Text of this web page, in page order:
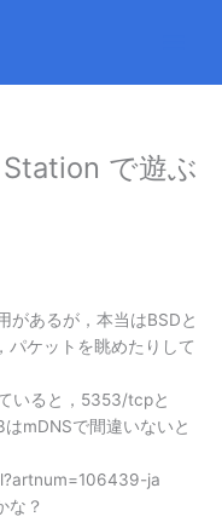
で遊ぶ
があるが，本当はBSDと
パケットを眺めたりして
いると，5353/tcpと
mDNSで間違いないと
ja
な？